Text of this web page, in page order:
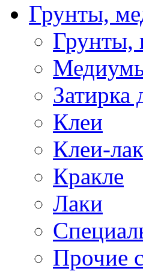
Грунты,
Грунты,
Затирка
Клеи
Клеи-
Кракле
Лаки
Прочие